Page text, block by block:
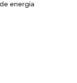
energía